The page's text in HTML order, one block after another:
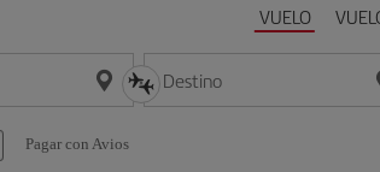
VUELO
Destino
Pagar con Avios